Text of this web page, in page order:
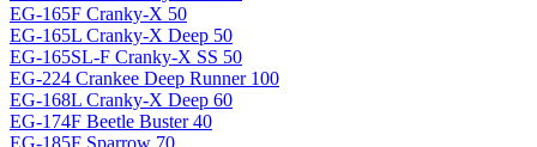
EG-165F Cranky-X 50
EG-165L Cranky-X Deep 50
EG-165SL-F Cranky-X SS 50
EG-224 Crankee Deep Runner 100
EG-168L Cranky-X Deep 60
EG-174F Beetle Buster 40
EG-185F Sparrow 70